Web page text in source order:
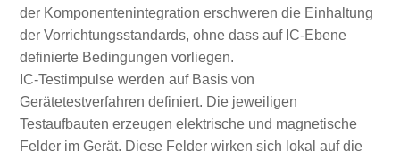
der Komponentenintegration erschweren die Einhaltung
der Vorrichtungsstandards, ohne dass auf IC-Ebene
definierte Bedingungen vorliegen.
IC-Testimpulse werden auf Basis von
Gerätetestverfahren definiert. Die jeweiligen
Testaufbauten erzeugen elektrische und magnetische
Felder im Gerät. Diese Felder wirken sich lokal auf die